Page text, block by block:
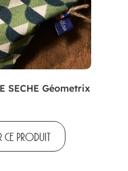
SECHE Géometrix
PRODUIT